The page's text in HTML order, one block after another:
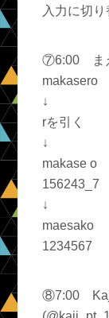
入力に切り
⑦6:00 ま
makasero
↓
rを引く
↓
makase o
156243_7
↓
maesako
1234567
⑧7:00